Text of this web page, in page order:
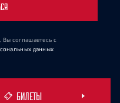
Вы соглашаетесь с
данных
БИЛЕТЫ